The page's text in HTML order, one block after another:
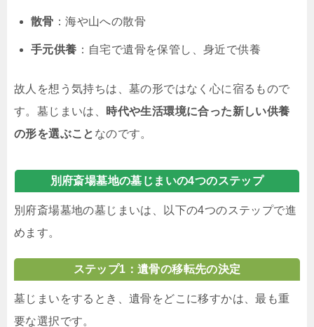
散骨 ：海や山への散骨
手元供養 ：自宅で遺骨を保管し、身近で供養
故人を想う気持ちは、墓の形ではなく心に宿るもので
す。墓じまいは、
時代や生活環境に合った新しい供養
の形を選ぶこと なのです。
別府斎場墓地の墓じまいの4つのステップ
別府斎場墓地の墓じまいは、以下の4つのステップで進
めます。
ステップ1：遺骨の移転先の決定
墓じまいをするとき、遺骨をどこに移すかは、最も重
要な選択です。